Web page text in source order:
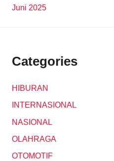
Juni 2025
Categories
HIBURAN
INTERNASIONAL
NASIONAL
OLAHRAGA
OTOMOTIF